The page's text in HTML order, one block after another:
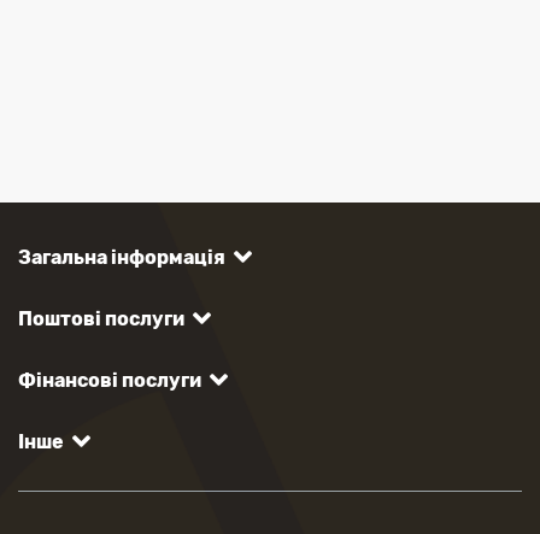
Загальна інформація
Поштові послуги
Фінансові послуги
Інше